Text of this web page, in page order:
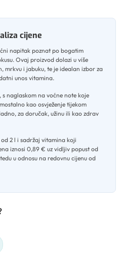
cijene
napitak poznat po bogatim
. Ovaj proizvod dolazi u više
mrkvu i jabuku, te je idealan izbor za
unos vitamina.
naglaskom na voćne note koje
kao osvježenje tijekom
za doručak, užinu ili kao zdrav
2 l i sadržaj vitamina koji
iznosi 0,89 € uz vidljiv popust od
u odnosu na redovnu cijenu od